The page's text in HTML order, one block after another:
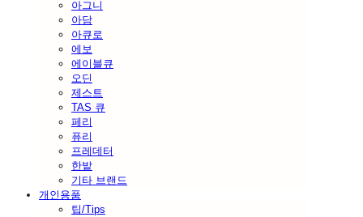
아그니
아담
아큐로
에보
에이블큐
오딘
제스트
TAS 큐
페리
퓨리
프레데터
한밭
기타 브랜드
개인용품
팁/Tips